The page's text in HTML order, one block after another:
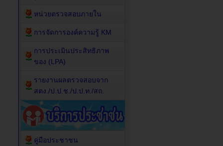
หน่วยตรวจสอบภายใน
การจัดการองค์ความรู้ KM
การประเมินประสิทธิภาพ
ของ (LPA)
รายงานผลตรวจสอบจาก
สตง./ป.ป.ช./ป.ป.ท./สถ.
คู่มือประชาชน